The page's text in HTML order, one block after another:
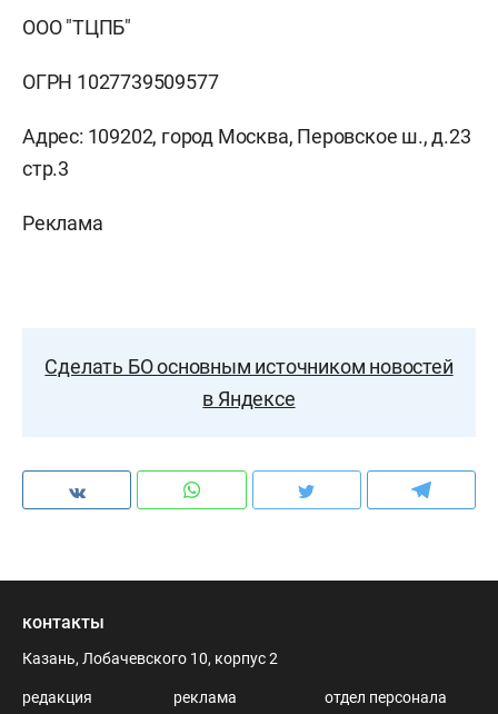
ООО "ТЦПБ"
ОГРН 1027739509577
Адрес: 109202, город Москва, Перовское ш., д.23
стр.3
Реклама
Сделать БО основным источником новостей
в Яндексе
контакты
Казань, Лобачевского 10, корпус 2
редакция
реклама
отдел персонала